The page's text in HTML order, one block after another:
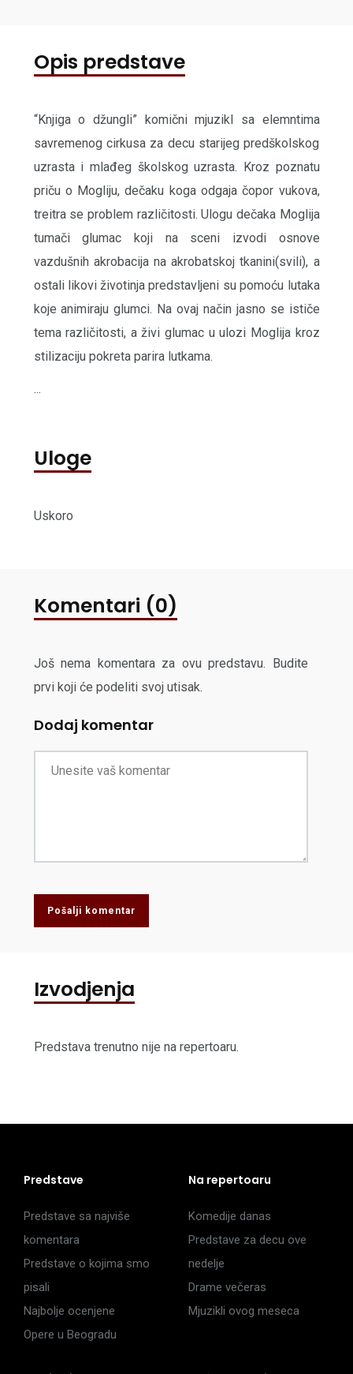
Opis predstave
“Knjiga o džungli” komični mjuzikl sa elemntima
savremenog cirkusa za decu starijeg predškolskog
uzrasta i mlađeg školskog uzrasta. Kroz poznatu
priču o Mogliju, dečaku koga odgaja čopor vukova,
treitra se problem različitosti. Ulogu dečaka Moglija
tumači glumac koji na sceni izvodi osnove
vazdušnih akrobacija na akrobatskoj tkanini(svili), a
ostali likovi životinja predstavljeni su pomoću lutaka
koje animiraju glumci. Na ovaj način jasno se ističe
tema različitosti, a živi glumac u ulozi Moglija kroz
stilizaciju pokreta parira lutkama.
...
Uloge
Uskoro
Komentari (0)
Još nema komentara za ovu predstavu. Budite
prvi koji će podeliti svoj utisak.
Dodaj komentar
Pošalji komentar
Izvodjenja
Predstava trenutno nije na repertoaru.
Predstave
Predstave sa najviše
komentara
Predstave o kojima smo
pisali
Najbolje ocenjene
Opere u Beogradu
Na repertoaru
Komedije danas
Predstave za decu ove
nedelje
Drame večeras
Mjuzikli ovog meseca